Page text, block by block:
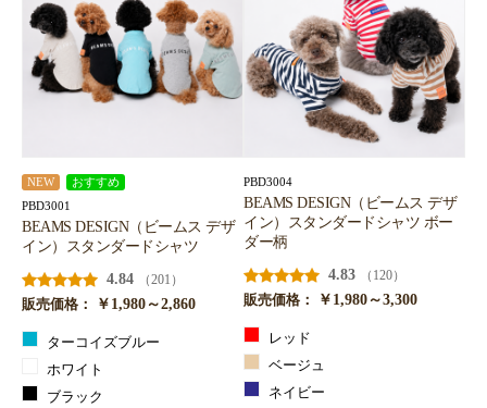
NEW おすすめ
PBD3001
BEAMS DESIGN（ビームス デザ
イン）スタンダードシャツ
4.84
（201）
販売価格：
￥1,980～2,860
ターコイズブルー
ホワイト
ブラック
PBD3004
BEAMS DESIGN（ビームス デザ
イン）スタンダードシャツ ボー
ダー柄
4.83
（120）
販売価格：
￥1,980～3,300
レッド
ベージュ
ネイビー